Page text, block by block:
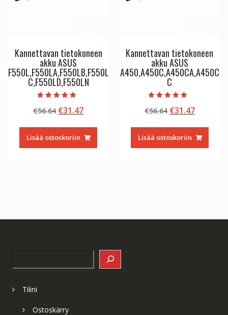
Kannettavan tietokoneen
akku ASUS
F550L,F550LA,F550LB,F550L
C,F550LD,F550LN
tuotteesta:
5.00
€56.64 Alkuperäinen
oli:
€56.64.
€31.47Nykyinen
on:
€31.47.
Lisää ostoskoriin
Kannettavan tietokoneen
akku ASUS
A450,A450C,A450CA,A450C
C
tuotteesta:
5.00
€56.64 Alkuperäinen
oli:
€56.64.
€31.47
on:
€31.47.
Lisää ostoskoriin
Tilini
Ostoskärry